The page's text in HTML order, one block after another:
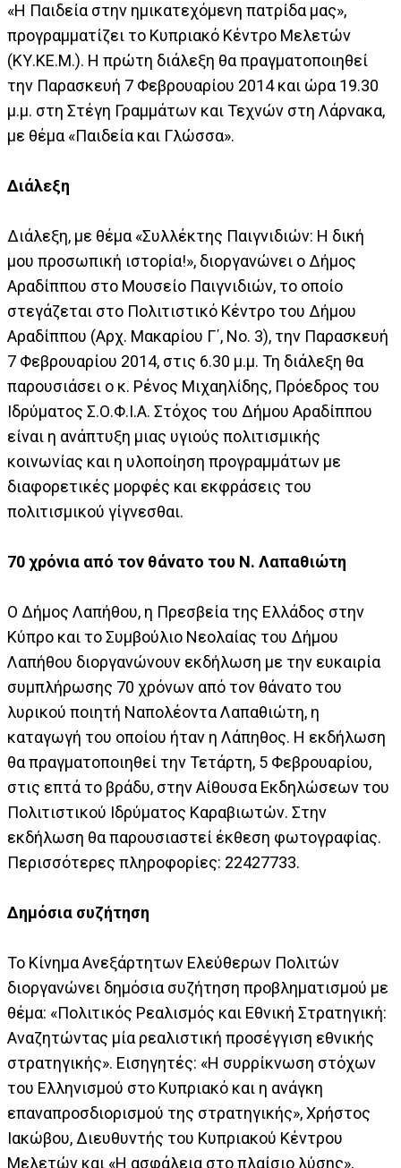
«Η Παιδεία στην ημικατεχόμενη πατρίδα μας»,
προγραμματίζει το Κυπριακό Κέντρο Μελετών
(ΚΥ.ΚΕ.Μ.). Η πρώτη διάλεξη θα πραγματοποιηθεί
την Παρασκευή 7 Φεβρουαρίου 2014 και ώρα 19.30
μ.μ. στη Στέγη Γραμμάτων και Τεχνών στη Λάρνακα,
με θέμα «Παιδεία και Γλώσσα».
Διάλεξη
Διάλεξη, με θέμα «Συλλέκτης Παιγνιδιών: Η δική
μου προσωπική ιστορία!», διοργανώνει ο Δήμος
Αραδίππου στο Μουσείο Παιγνιδιών, το οποίο
στεγάζεται στο Πολιτιστικό Κέντρο του Δήμου
Αραδίππου (Αρχ. Μακαρίου Γ΄, Νο. 3), την Παρασκευή
7 Φεβρουαρίου 2014, στις 6.30 μ.μ. Τη διάλεξη θα
παρουσιάσει ο κ. Ρένος Μιχαηλίδης, Πρόεδρος του
Ιδρύματος Σ.Ο.Φ.Ι.Α. Στόχος του Δήμου Αραδίππου
είναι η ανάπτυξη μιας υγιούς πολιτισμικής
κοινωνίας και η υλοποίηση προγραμμάτων με
διαφορετικές μορφές και εκφράσεις του
πολιτισμικού γίγνεσθαι.
70 χρόνια από τον θάνατο του Ν. Λαπαθιώτη
Ο Δήμος Λαπήθου, η Πρεσβεία της Ελλάδος στην
Κύπρο και το Συμβούλιο Νεολαίας του Δήμου
Λαπήθου διοργανώνουν εκδήλωση με την ευκαιρία
συμπλήρωσης 70 χρόνων από τον θάνατο του
λυρικού ποιητή Ναπολέοντα Λαπαθιώτη, η
καταγωγή του οποίου ήταν η Λάπηθος. Η εκδήλωση
θα πραγματοποιηθεί την Τετάρτη, 5 Φεβρουαρίου,
στις επτά το βράδυ, στην Αίθουσα Εκδηλώσεων του
Πολιτιστικού Ιδρύματος Καραβιωτών. Στην
εκδήλωση θα παρουσιαστεί έκθεση φωτογραφίας.
Περισσότερες πληροφορίες: 22427733.
Δημόσια συζήτηση
Το Κίνημα Ανεξάρτητων Ελεύθερων Πολιτών
διοργανώνει δημόσια συζήτηση προβληματισμού με
θέμα: «Πολιτικός Ρεαλισμός και Εθνική Στρατηγική:
Αναζητώντας μία ρεαλιστική προσέγγιση εθνικής
στρατηγικής». Εισηγητές: «Η συρρίκνωση στόχων
του Ελληνισμού στο Κυπριακό και η ανάγκη
επαναπροσδιορισμού της στρατηγικής», Χρήστος
Ιακώβου, Διευθυντής του Κυπριακού Κέντρου
Μελετών και «Η ασφάλεια στο πλαίσιο λύσης»,